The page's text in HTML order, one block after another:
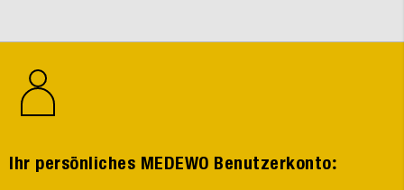
Ihr persönliches MEDEWO Benutzerkonto: